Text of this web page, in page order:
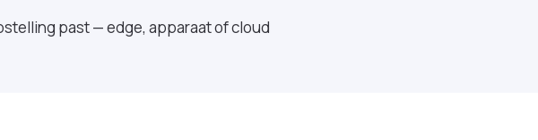
past — edge, apparaat of cloud